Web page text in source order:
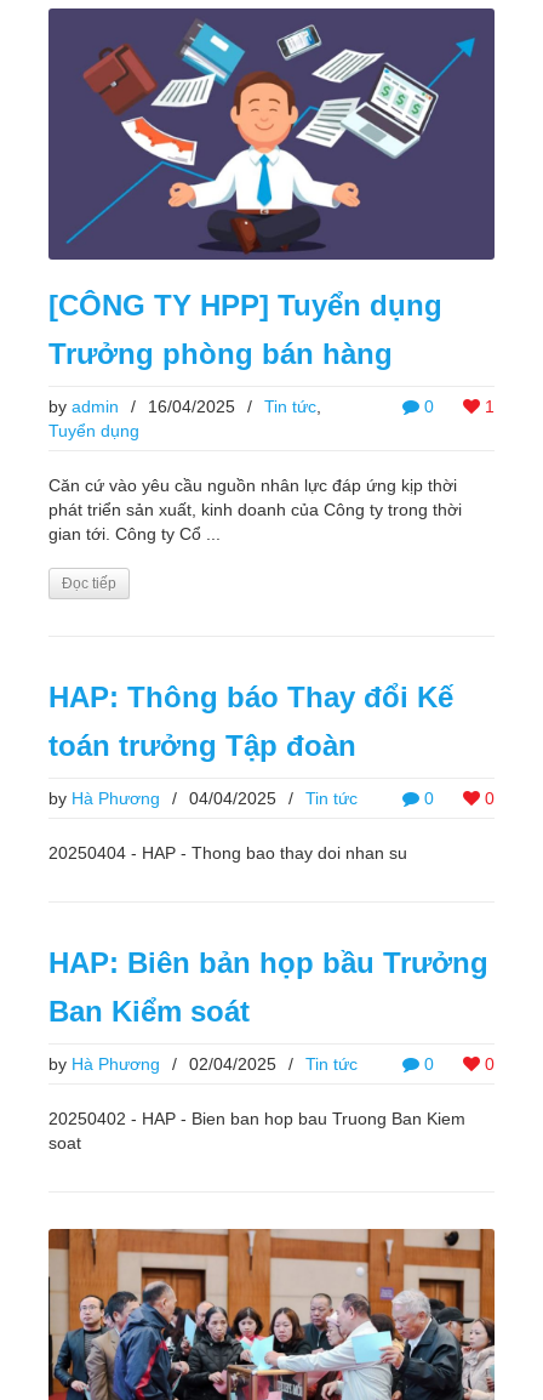
[CÔNG TY HPP] Tuyển dụng
Trưởng phòng bán hàng
0 1
by admin / 16/04/2025 / Tin tức
Tuyển dụng
Căn cứ vào yêu cầu nguồn nhân lực đáp ứng kịp thời
phát triển sản xuất, kinh doanh của Công ty trong thời
gian tới. Công ty Cổ ...
Đọc tiếp
HAP: Thông báo Thay đổi Kế
toán trưởng Tập đoàn
0 0
by Hà Phương / 04/04/2025 / Tin tức
20250404 - HAP - Thong bao thay doi nhan su
HAP: Biên bản họp bầu Trưởng
Ban Kiểm soát
0 0
by Hà Phương / 02/04/2025 / Tin tức
20250402 - HAP - Bien ban hop bau Truong Ban Kiem
soat